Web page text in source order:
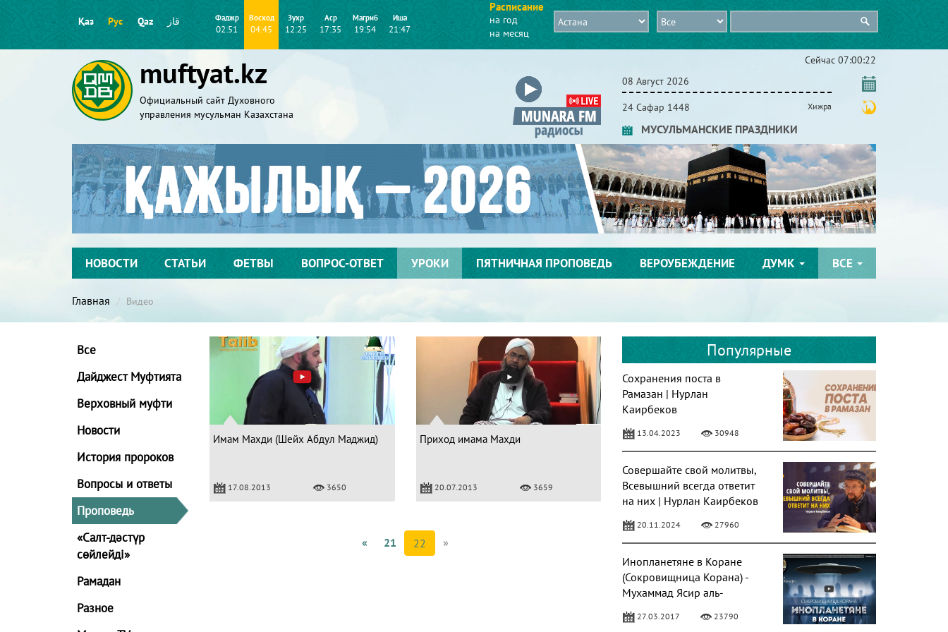
Қаз Рус Qaz قاز Фаджр
02:51
Восход
04:45
Зухр
12:25
Аср
17:35
Магриб
19:54
Иша
21:47
Расписание
на год
на месяц
muftyat.kz
Официальный сайт Духовного
управления мусульман Казахстана
Сейчас 07:00:23
08 Август 2026
24 Сафар 1448 Хижра
МУСУЛЬМАНСКИЕ ПРАЗДНИКИ
НОВОСТИ СТАТЬИ ФЕТВЫ ВОПРОС-ОТВЕТ УРОКИ ПЯТНИЧНАЯ ПРОПОВЕДЬ ВЕРОУБЕЖДЕНИЕ ДУМК ВСЕ
Главная Видео
Все
Дайджест Муфтията
Верховный муфти
Новости
История пророков
Вопросы и ответы
Проповедь
«Салт-дәстүр
сөйлейді»
Рамадан
Разное
Имам Махди (Шейх Абдул Маджид)
17.08.2013 3650
Приход имама Махди
20.07.2013 3659
« 21 22 »
Популярные
Сохранения поста в
Рамазан | Нурлан
Каирбеков
13.04.2023 30948
Совершайте свой молитвы,
Всевышний всегда ответит
на них | Нурлан Каирбеков
20.11.2024 27960
Инопланетяне в Коране
(Сокровищница Корана) -
Мухаммад Ясир аль-
27.03.2017 23790